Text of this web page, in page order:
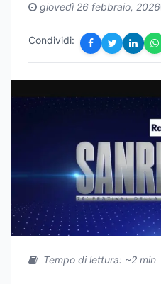
giovedì 26 febbraio, 2026
Condividi:
Tempo di lettura: ~2 min